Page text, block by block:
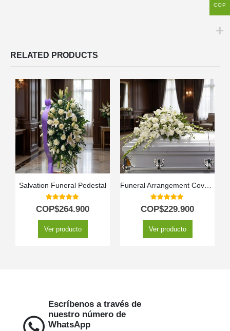
RELATED PRODUCTS
Salvation Funeral Pedestal
5.00out of 5
COP$264.900
Ver producto
5.00out of 5
COP$229.900
Ver producto
Escríbenos a través de
nuestro número de
WhatsApp
COP